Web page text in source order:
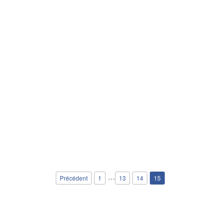
Précédent 1 … 13 14 15